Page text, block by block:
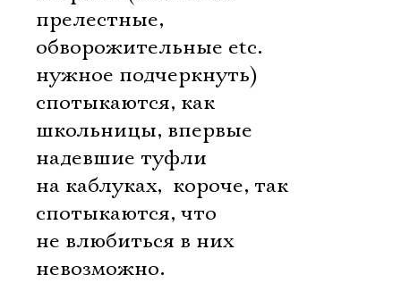
прелестные,
обворожительные etc. 
нужное подчеркнуть)
спотыкаются, как
школьницы, впервые
надевшие туфли
на каблуках,  короче, так
спотыкаются, что
не влюбиться в них
невозможно.